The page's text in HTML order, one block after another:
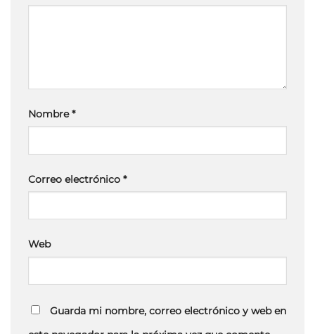
Nombre*
Correo electrónico *
Web
Guarda mi nombre, correo electrónico y web en